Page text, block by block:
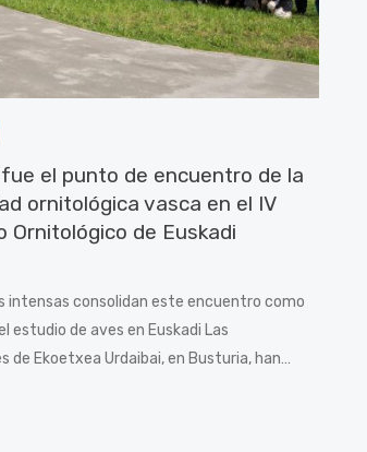
el punto de encuentro de la
ornitológica vasca en el IV
Ornitológico de Euskadi
intensas consolidan este encuentro como
estudio de aves en Euskadi Las
de Ekoetxea Urdaibai, en Busturia, han…